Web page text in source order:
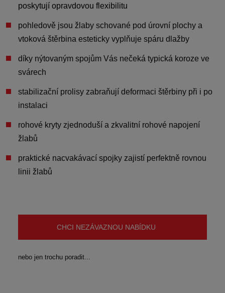
poskytují opravdovou flexibilitu
pohledově jsou žlaby schované pod úrovní plochy a
vtoková štěrbina esteticky vyplňuje spáru dlažby
díky nýtovaným spojům Vás nečeká typická koroze ve
svárech
stabilizační prolisy zabraňují deformaci štěrbiny při i po
instalaci
rohové kryty zjednoduší a zkvalitní rohové napojení
žlabů
praktické nacvakávací spojky zajistí perfektně rovnou
linii žlabů
CHCI NEZÁVAZNOU NABÍDKU
nebo jen trochu poradit...